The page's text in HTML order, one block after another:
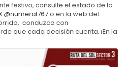
festivo, consulte el estado de la
@numeral767o en la web del
conduzca con
que cada decisión cuenta. ¡En la